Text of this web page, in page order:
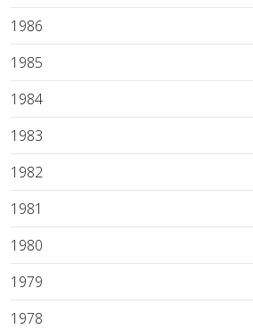
1986
1985
1984
1983
1982
1981
1980
1979
1978